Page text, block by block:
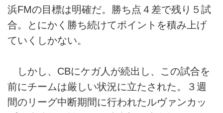
浜FMの目標は明確だ。勝ち点４差で残り５試
合。とにかく勝ち続けてポイントを積み上げ
ていくしかない。
しかし、CBにケガ人が続出し、この試合を
前にチームは厳しい状況に立たされた。３週
間のリーグ中断期間に行われたルヴァンカッ